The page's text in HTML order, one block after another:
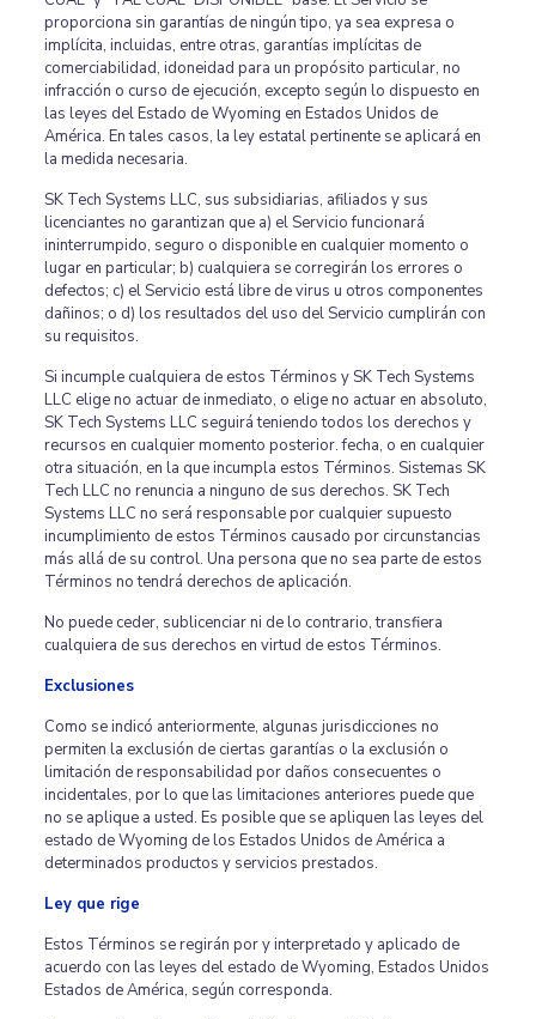
proporciona sin garantías de ningún tipo, ya sea expresa o
implícita, incluidas, entre otras, garantías implícitas de
comerciabilidad, idoneidad para un propósito particular, no
infracción o curso de ejecución, excepto según lo dispuesto en
las leyes del Estado de Wyoming en Estados Unidos de
América. En tales casos, la ley estatal pertinente se aplicará en
la medida necesaria.
SK Tech Systems LLC, sus subsidiarias, afiliados y sus
licenciantes no garantizan que a) el Servicio funcionará
ininterrumpido, seguro o disponible en cualquier momento o
lugar en particular; b) cualquiera se corregirán los errores o
defectos; c) el Servicio está libre de virus u otros componentes
dañinos; o d) los resultados del uso del Servicio cumplirán con
su requisitos.
Si incumple cualquiera de estos Términos y SK Tech Systems
LLC elige no actuar de inmediato, o elige no actuar en absoluto,
SK Tech Systems LLC seguirá teniendo todos los derechos y
recursos en cualquier momento posterior. fecha, o en cualquier
otra situación, en la que incumpla estos Términos. Sistemas SK
Tech LLC no renuncia a ninguno de sus derechos. SK Tech
Systems LLC no será responsable por cualquier supuesto
incumplimiento de estos Términos causado por circunstancias
más allá de su control. Una persona que no sea parte de estos
Términos no tendrá derechos de aplicación.
No puede ceder, sublicenciar ni de lo contrario, transfiera
cualquiera de sus derechos en virtud de estos Términos.
Exclusiones
Como se indicó anteriormente, algunas jurisdicciones no
permiten la exclusión de ciertas garantías o la exclusión o
limitación de responsabilidad por daños consecuentes o
incidentales, por lo que las limitaciones anteriores puede que
no se aplique a usted. Es posible que se apliquen las leyes del
estado de Wyoming de los Estados Unidos de América a
determinados productos y servicios prestados.
Ley que rige
Estos Términos se regirán por y interpretado y aplicado de
acuerdo con las leyes del estado de Wyoming, Estados Unidos
Estados de América, según corresponda.